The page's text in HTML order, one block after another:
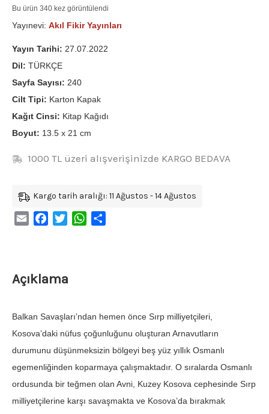
Bu ürün 340 kez görüntülendi
Yayınevi: Akıl Fikir Yayınları
Yayın Tarihi: 27.07.2022
Dil: TÜRKÇE
Sayfa Sayısı: 240
Cilt Tipi: Karton Kapak
Kağıt Cinsi: Kitap Kağıdı
Boyut: 13.5 x 21 cm
1000 TL üzeri alışverişinizde KARGO BEDAVA
Kargo tarih aralığı: 11 Ağustos - 14 Ağustos
Email FacebookTwitterWhatsApp
Açıklama
Balkan Savaşları’ndan hemen önce Sırp milliyetçileri,
Kosova’daki nüfus çoğunluğunu oluşturan Arnavutların
durumunu düşünmeksizin bölgeyi beş yüz yıllık Osmanlı
egemenliğinden koparmaya çalışmaktadır. O sıralarda Osmanlı
ordusunda bir teğmen olan Avni, Kuzey Kosova cephesinde Sırp
milliyetçilerine karşı savaşmakta ve Kosova’da bırakmak